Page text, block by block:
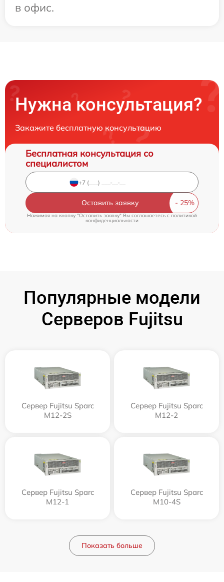
в офис.
Нужна консультация?
Закажите бесплатную консультацию
Бесплатная консультация со
специалистом
Оставить заявку
Нажимая на кнопку "Оставить заявку" Вы соглашаетесь cполитикой
конфиденциальности
Популярные модели
Серверов Fujitsu
Сервер Fujitsu Sparc
M12-2S
Сервер Fujitsu Sparc
M12-2
Сервер Fujitsu Sparc
M12-1
Сервер Fujitsu Sparc
M10-4S
Показать больше